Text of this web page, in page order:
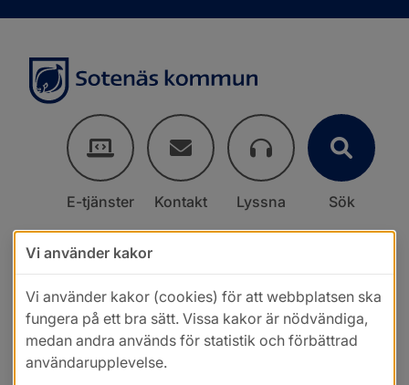
E-tjänster Kontakt Lyssna Sök
Vi använder kakor
Vi använder kakor (cookies) för att webbplatsen ska
fungera på ett bra sätt. Vissa kakor är nödvändiga,
medan andra används för statistik och förbättrad
användarupplevelse.